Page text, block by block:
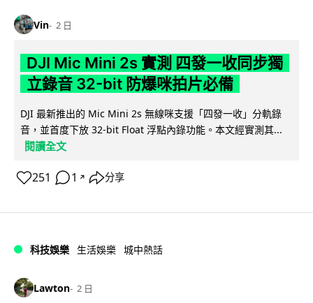
Vin 2 日
DJI Mic Mini 2s 實測 四發一收同步獨
立錄音 32-bit 防爆咪拍片必備
DJI 最新推出的 Mic Mini 2s 無線咪支援「四發一收」分軌錄
音，並首度下放 32-bit Float 浮點內錄功能。本文經實測其...
閱讀全文
251 1 ↗ 分享
科技娛樂 生活娛樂 城中熱話
Lawton 2 日